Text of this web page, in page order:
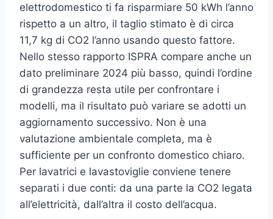
elettrodomestico ti fa risparmiare 50 kWh l’anno
rispetto a un altro, il taglio stimato è di circa
11,7 kg di CO2 l’anno usando questo fattore.
Nello stesso rapporto ISPRA compare anche un
dato preliminare 2024 più basso, quindi l’ordine
di grandezza resta utile per confrontare i
modelli, ma il risultato può variare se adotti un
aggiornamento successivo. Non è una
valutazione ambientale completa, ma è
sufficiente per un confronto domestico chiaro.
Per lavatrici e lavastoviglie conviene tenere
separati i due conti: da una parte la CO2 legata
all’elettricità, dall’altra il costo dell’acqua.